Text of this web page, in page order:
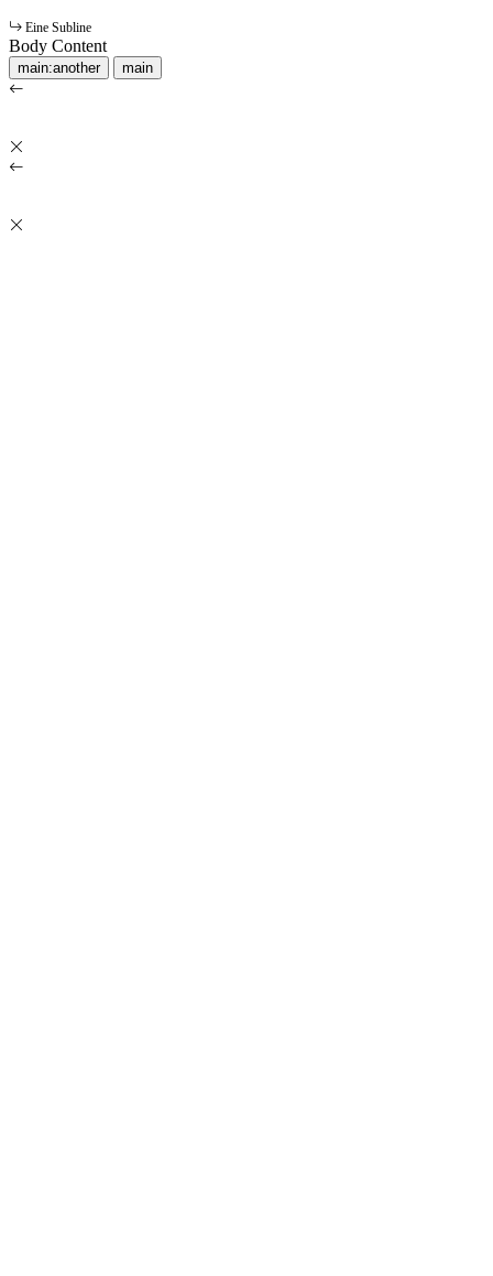
Eine Subline
Body Content
main:another main